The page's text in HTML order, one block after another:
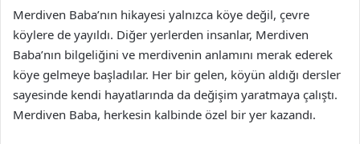
Merdiven Baba’nın hikayesi yalnızca köye değil, çevre
köylere de yayıldı. Diğer yerlerden insanlar, Merdiven
Baba’nın bilgeliğini ve merdivenin anlamını merak ederek
köye gelmeye başladılar. Her bir gelen, köyün aldığı dersler
sayesinde kendi hayatlarında da değişim yaratmaya çalıştı.
Merdiven Baba, herkesin kalbinde özel bir yer kazandı.